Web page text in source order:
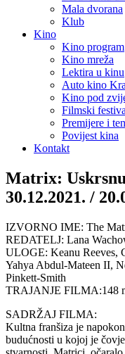
Mala dvorana
Klub
Kino
Kino program
Kino mreža
Lektira u kinu
Auto kino
Kino pod
Filmski
Premijere i
Povijest kina
Kontakt
Matrix:
30.12.2021. /
IZVORNO IME: The
REDATELJ: Lana
ULOGE: Keanu Reeves,
Yahya Abdul-Mateen II,
Pinkett-Smith
TRAJANJE FILMA:148
SADRŽAJ FILMA:
Kultna franšiza je
budućnosti u kojoj je